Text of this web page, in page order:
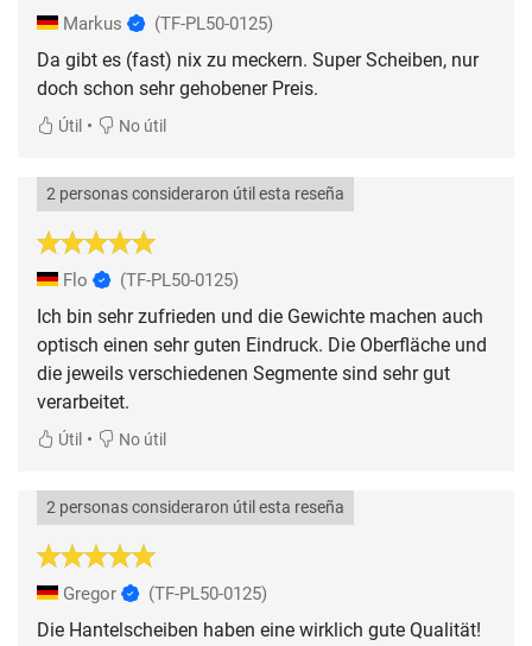
Markus (TF-PL50-0125)
Da gibt es (fast) nix zu meckern. Super Scheiben, nur
doch schon sehr gehobener Preis.
Útil • No útil
2 personas consideraron útil esta reseña
Flo (TF-PL50-0125)
Ich bin sehr zufrieden und die Gewichte machen auch
optisch einen sehr guten Eindruck. Die Oberfläche und
die jeweils verschiedenen Segmente sind sehr gut
verarbeitet.
Útil • No útil
2 personas consideraron útil esta reseña
Gregor (TF-PL50-0125)
Die Hantelscheiben haben eine wirklich gute Qualität!